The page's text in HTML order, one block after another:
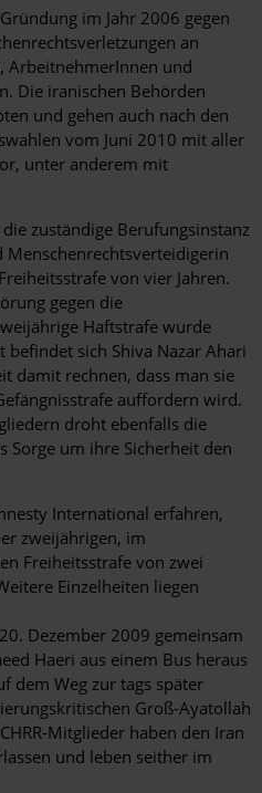
im Jahr 2006 gegen
an
ArbeitnehmerInnen und
Die iranischen Behörden
und gehen auch nach den
vom Juni 2010 mit aller
unter anderem mit
zuständige Berufungsinstanz
Menschenrechtsverteidigerin
von vier Jahren.
gegen die
Haftstrafe wurde
befindet sich Shiva Nazar Ahari
damit rechnen, dass man sie
auffordern wird.
droht ebenfalls die
Sorge um ihre Sicherheit den
International erfahren,
zweijährigen, im
Freiheitsstrafe von zwei
Einzelheiten liegen
Dezember 2009 gemeinsam
Haeri aus einem Bus heraus
dem Weg zur tags später
Groß-Ayatollah
Mitglieder haben den Iran
und leben seither im